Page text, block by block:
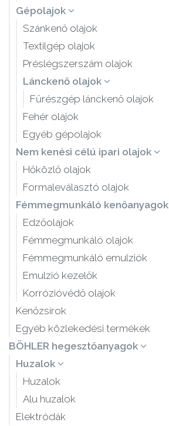
Gépolajok
Szánkenő olajok
Textilgép olajok
Préslégszerszám olajok
Lánckenő olajok
Fűrészgép lánckenő olajok
Fehér olajok
Egyéb gépolajok
Nem kenési célú ipari olajok
Hőközlő olajok
Formaleválasztó olajok
Fémmegmunkáló kenőanyagok
Edzőolajok
Fémmegmunkáló olajok
Fémmegmunkáló emulziók
Emulzió kezelők
Korrózióvédő olajok
Kenőzsírok
Egyéb közlekedési termékek
BÖHLER hegesztőanyagok
Huzalok
Huzalok
Alu huzalok
Elektródák